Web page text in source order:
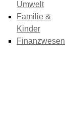
Umwelt
Familie &
Kinder
Finanzwesen